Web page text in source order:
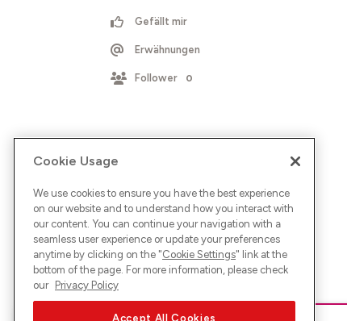
Gefällt mir
Erwähnungen
Follower 0
Cookie Usage
We use cookies to ensure you have the best experience
on our website and to understand how you interact with
our content. You can continue your navigation with a
seamless user experience or update your preferences
anytime by clicking on the "Cookie Settings" link at the
bottom of the page. For more information, please check
our Privacy Policy
Accept All Cookies